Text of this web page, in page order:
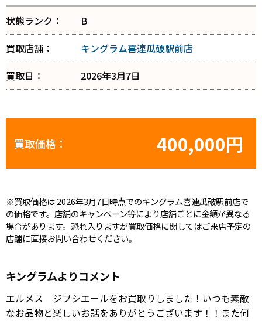
状態ランク：
B
買取店舗：
キングラム喜連瓜破駅前店
買取日：
2026年3月7日
買取価格： 400,000円
※買取価格は 2026年3月7日時点でのキングラム喜連瓜破駅前店で
の価格です。店舗のキャンペーン等により店舗ごとに金額が異なる
場合があります。恐れ入りますが買取価格に関してはご来店予定の
店舗に直接お問い合わせください。
キングラムよりコメント
エルメス ジプシエールをお買取りしました！いつも素敵
なお品物と楽しいお話をありがとうございます！！また何